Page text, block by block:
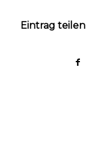
Eintrag teilen